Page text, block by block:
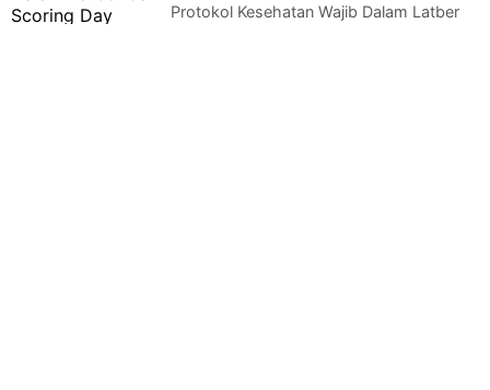
Protokol Kesehatan Wajib Dalam Latber